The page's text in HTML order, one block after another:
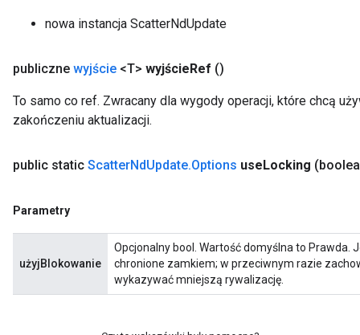
nowa instancja ScatterNdUpdate
publiczne wyjście <T> wyjścieRef ()
To samo co ref. Zwracany dla wygody operacji, które chcą
zakończeniu aktualizacji.
public static ScatterNdUpdate.Options useLocking
Parametry
użyjBlokowanie
Opcjonalny bool. Wartość domyślna to Prawda.
chronione zamkiem; w przeciwnym razie
wykazywać mniejszą rywalizację.